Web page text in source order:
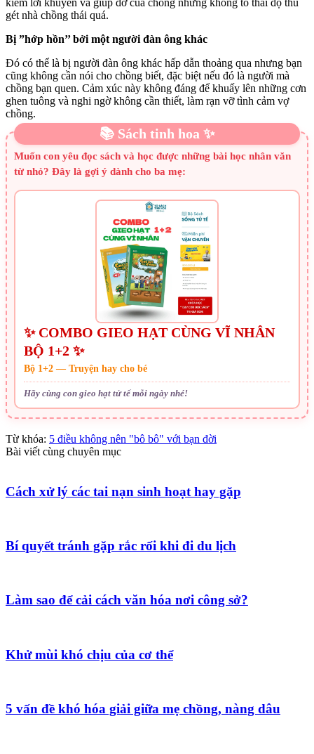
gét nhà chồng thái quá.
Bị ”hớp hồn’’ bởi một người đàn ông khác
Đó có thể là bị người đàn ông khác hấp dẫn thoảng qua nhưng bạn
cũng không cần nói cho chồng biết, đặc biệt nếu đó là người mà
chồng bạn quen. Cảm xúc này không đáng để khuấy lên những cơn
ghen tuông và nghi ngờ không cần thiết, làm rạn vỡ tình cảm vợ
chồng.
📚 Sách tinh hoa ✨
Muốn con yêu đọc sách và học được những bài học nhân văn
từ nhỏ? Đây là gợi ý dành cho ba mẹ:
✨ COMBO GIEO HẠT CÙNG VĨ NHÂN
BỘ 1+2 ✨
Bộ 1+2 — Truyện hay cho bé
Hãy cùng con gieo hạt tử tế mỗi ngày nhé!
Từ khóa: 5 điều không nên "bô bô" với bạn đời
Bài viết cùng chuyên mục
Cách xử lý các tai nạn sinh hoạt hay gặp
Bí quyết tránh gặp rắc rối khi đi du lịch
Làm sao để cải cách văn hóa nơi công sở?
Khử mùi khó chịu của cơ thể
5 vấn đề khó hóa giải giữa mẹ chồng, nàng dâu